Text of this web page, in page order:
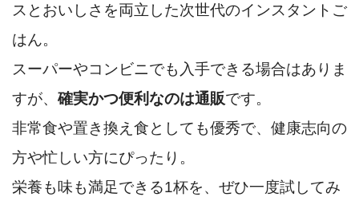
スとおいしさを両立した次世代のインスタントご
はん。
スーパーやコンビニでも入手できる場合はありま
すが、確実かつ便利なのは通販です。
非常食や置き換え食としても優秀で、健康志向の
方や忙しい方にぴったり。
栄養も味も満足できる1杯を、ぜひ一度試してみ